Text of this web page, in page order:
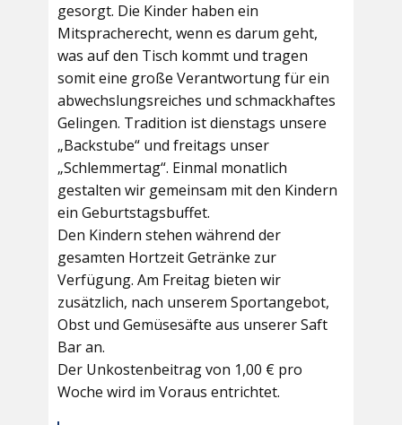
gesorgt. Die Kinder haben ein
Mitspracherecht, wenn es darum geht,
was auf den Tisch kommt und tragen
somit eine große Verantwortung für ein
abwechslungsreiches und schmackhaftes
Gelingen. Tradition ist dienstags unsere
„Backstube“ und freitags unser
„Schlemmertag“. Einmal monatlich
gestalten wir gemeinsam mit den Kindern
ein Geburtstagsbuffet.
Den Kindern stehen während der
gesamten Hortzeit Getränke zur
Verfügung. Am Freitag bieten wir
zusätzlich, nach unserem Sportangebot,
Obst und Gemüsesäfte aus unserer Saft
Bar an.
Der Unkostenbeitrag von 1,00 € pro
Woche wird im Voraus entrichtet.